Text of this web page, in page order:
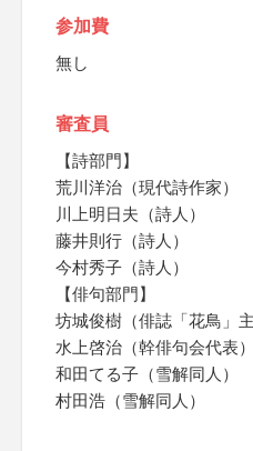
参加費
無し
審査員
【詩部門】
荒川洋治（現代詩作家）
川上明日夫（詩人）
藤井則行（詩人）
今村秀子（詩人）
【俳句部門】
坊城俊樹（俳誌「花鳥」主
水上啓治（幹俳句会代表）
和田てる子（雪解同人）
村田浩（雪解同人）